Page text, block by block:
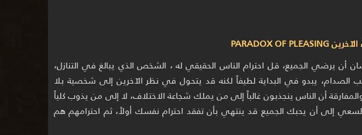
أن يرضي الجميع، قل احترام الناس الحقيقي له ، الشخص الذي يبالغ في التنازل،
الصدام، يبدو في البداية لطيفاً لكنه قد يتحول في نظر الآخرين إلى شخصية بلا
أن الناس ينجذبون غالباً إلى من يملك شجاعة الاختلاف، لا إلى من يذوب كلياً
إلى أن يحبك الجميع قد ينتهي بأن تفقد احترام نفسك أولاً، ثم احترامهم هم